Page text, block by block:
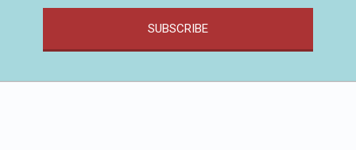
SUBSCRIBE